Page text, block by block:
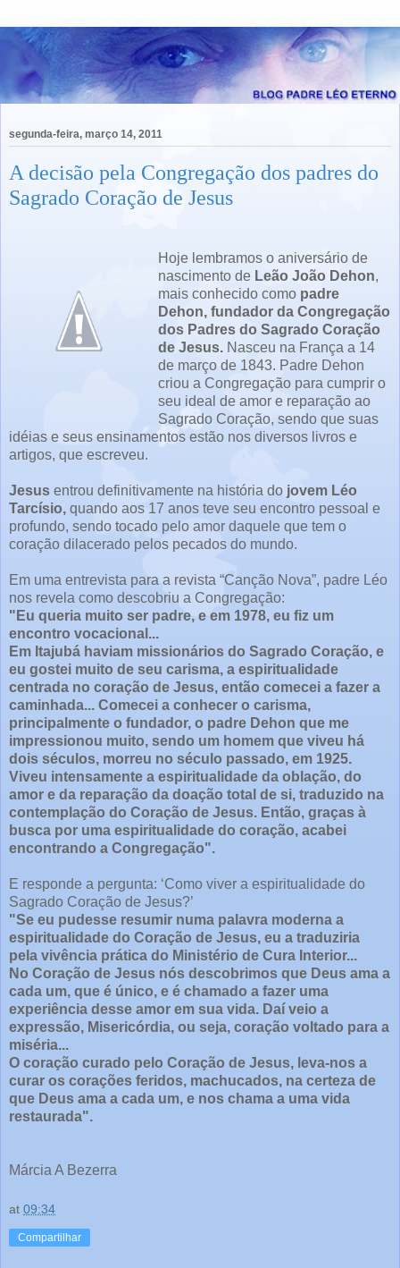
segunda-feira, março 14, 2011
A decisão pela Congregação dos padres do
Sagrado Coração de Jesus
Hoje lembramos o aniversário de
nascimento de Leão João Dehon,
mais conhecido como padre
Dehon, fundador da Congregação
dos Padres do Sagrado Coração
de Jesus. Nasceu na França a 14
de março de 1843. Padre Dehon
criou a Congregação para cumprir o
seu ideal de amor e reparação ao
Sagrado Coração, sendo que suas
idéias e seus ensinamentos estão nos diversos livros e
artigos, que escreveu.
Jesus entrou definitivamente na história do jovem Léo
Tarcísio, quando aos 17 anos teve seu encontro pessoal e
profundo, sendo tocado pelo amor daquele que tem o
coração dilacerado pelos pecados do mundo.
Em uma entrevista para a revista “Canção Nova”, padre Léo
nos revela como descobriu a Congregação:
"Eu queria muito ser padre, e em 1978, eu fiz um
encontro vocacional...
Em Itajubá haviam missionários do Sagrado Coração, e
eu gostei muito de seu carisma, a espiritualidade
centrada no coração de Jesus, então comecei a fazer a
caminhada... Comecei a conhecer o carisma,
principalmente o fundador, o padre Dehon que me
impressionou muito, sendo um homem que viveu há
dois séculos, morreu no século passado, em 1925.
Viveu intensamente a espiritualidade da oblação, do
amor e da reparação da doação total de si, traduzido na
contemplação do Coração de Jesus. Então, graças à
busca por uma espiritualidade do coração, acabei
encontrando a Congregação".
E responde a pergunta: ‘Como viver a espiritualidade do
Sagrado Coração de Jesus?’
"Se eu pudesse resumir numa palavra moderna a
espiritualidade do Coração de Jesus, eu a traduziria
pela vivência prática do Ministério de Cura Interior...
No Coração de Jesus nós descobrimos que Deus ama a
cada um, que é único, e é chamado a fazer uma
experiência desse amor em sua vida. Daí veio a
expressão, Misericórdia, ou seja, coração voltado para a
miséria...
O coração curado pelo Coração de Jesus, leva-nos a
curar os corações feridos, machucados, na certeza de
que Deus ama a cada um, e nos chama a uma vida
restaurada".
Márcia A Bezerra
at 09:34
Compartilhar